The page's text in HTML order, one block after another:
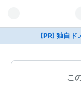
[PR] 独自ド
こ